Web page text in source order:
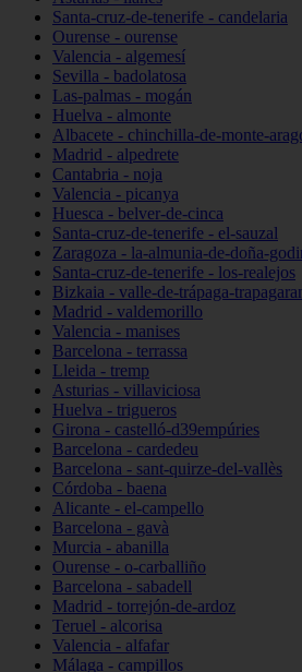
Santa-cruz-de-tenerife - candelaria
Ourense - ourense
Valencia - algemesí
Sevilla - badolatosa
Las-palmas - mogán
Huelva - almonte
Albacete - chinchilla-de-monte-
Madrid - alpedrete
Cantabria - noja
Valencia - picanya
Huesca - belver-de-cinca
Santa-cruz-de-tenerife - el-sauzal
Zaragoza - la-almunia-de-doña-
Santa-cruz-de-tenerife - los-realejos
Bizkaia - valle-de-trápaga-
Madrid - valdemorillo
Valencia - manises
Barcelona - terrassa
Lleida - tremp
Asturias - villaviciosa
Huelva - trigueros
Girona - castelló-d39empúries
Barcelona - cardedeu
Barcelona - sant-quirze-del-vallès
Córdoba - baena
Alicante - el-campello
Barcelona - gavà
Murcia - abanilla
Ourense - o-carballiño
Barcelona - sabadell
Madrid - torrejón-de-ardoz
Teruel - alcorisa
Valencia - alfafar
Málaga - campillos